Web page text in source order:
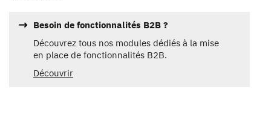
Besoin de fonctionnalités B2B ?
Découvrez tous nos modules dédiés à la mise
en place de fonctionnalités B2B.
Découvrir